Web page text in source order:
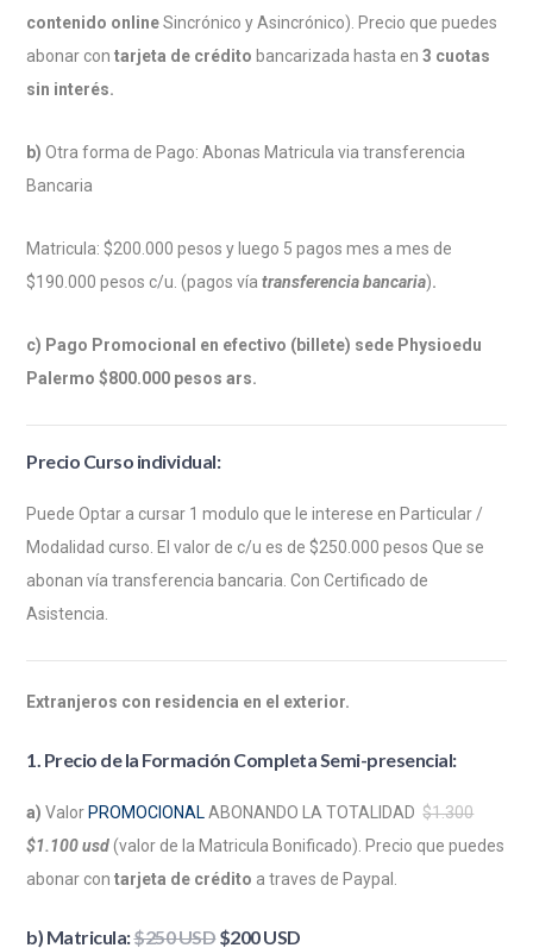
contenido onlineSincrónico y Asincrónico). Precio que puedes
abonar contarjeta de crédito bancarizada hasta en3 cuotas
sin interés.
b) Otra forma de Pago: Abonas Matricula via transferencia
Bancaria
Matricula: $200.000 pesos y luego 5 pagos mes a mes de
$190.000 pesos c/u. (pagos víatransferencia bancaria).
c) Pago Promocional en efectivo (billete) sede Physioedu
Palermo $800.000 pesos ars.
Precio Curso individual:
Puede Optar a cursar 1 modulo que le interese en Particular /
Modalidad curso. El valor de c/u es de $250.000 pesos Que se
abonan vía transferencia bancaria. Con Certificado de
Asistencia.
Extranjeros con residencia en el exterior.
1. Precio de la Formación Completa Semi-presencial:
a) Valor PROMOCIONAL ABONANDO LA TOTALIDAD$1.300
$1.100 usd(valor de la Matricula Bonificado). Precio que puedes
abonar contarjeta de crédito a traves de Paypal.
b) Matricula:$250 USD$200 USD